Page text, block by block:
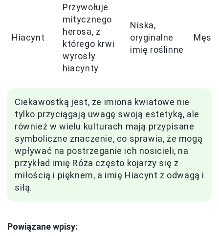
Hiacynt
Przywołuje
mitycznego
herosa, z
którego krwi
wyrosły
hiacynty
Niska,
oryginalne
imię roślinne
Ciekawostką jest, że imiona kwiatowe nie
tylko przyciągają uwagę swoją estetyką, ale
również w wielu kulturach mają przypisane
symboliczne znaczenie, co sprawia, że mogą
wpływać na postrzeganie ich nosicieli, na
przykład imię Róża często kojarzy się z
miłością i pięknem, a imię Hiacynt z odwagą i
siłą.
Powiązane wpisy: